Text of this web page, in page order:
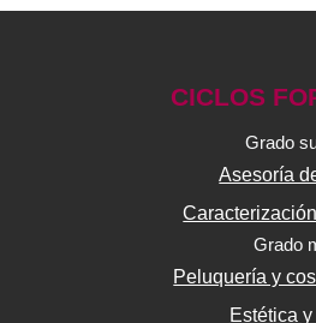
CICLOS
Grado
Asesoría
Grado
Peluquería y
Estética